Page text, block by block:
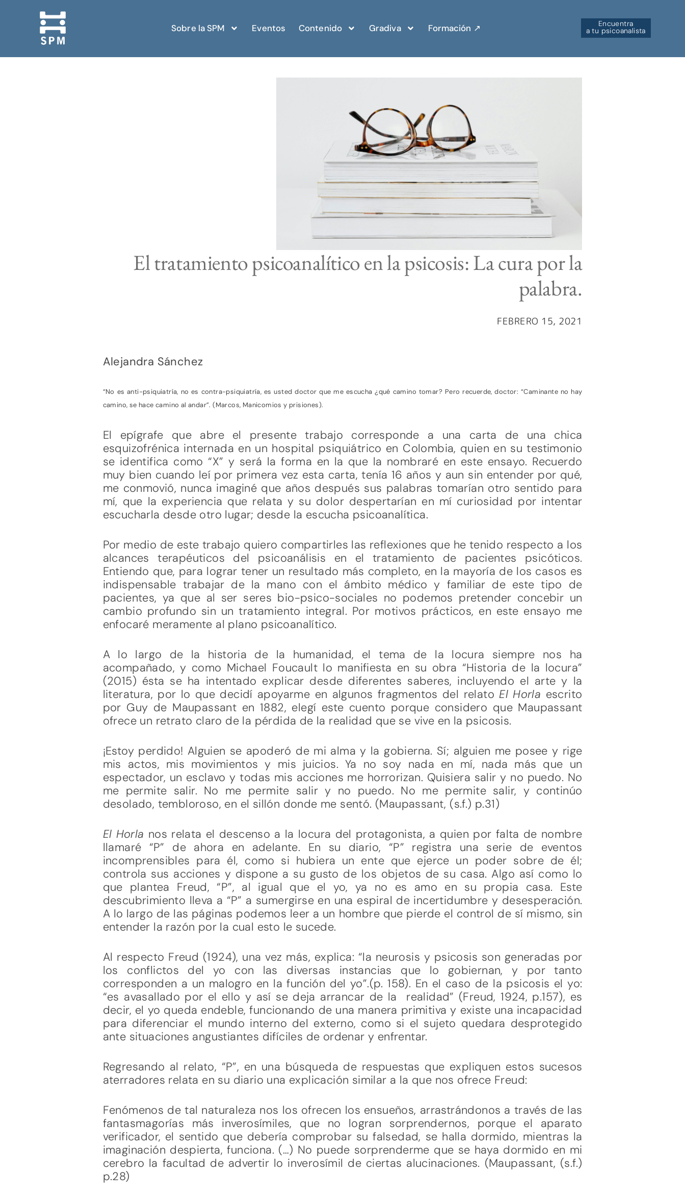
Sobre la SPM Eventos Contenido Gradiva Formación ↗︎ Encuentra
a tu psicoanalista
El tratamiento psicoanalítico en la psicosis: La cura por la
palabra.
FEBRERO 15, 2021
Alejandra Sánchez
“No es anti-psiquiatría, no es contra-psiquiatría, es usted doctor que me escucha ¿qué camino tomar? Pero recuerde, doctor: “Caminante no hay
camino, se hace camino al andar”. (Marcos, Manicomios y prisiones).
El epígrafe que abre el presente trabajo corresponde a una carta de una chica
esquizofrénica internada en un hospital psiquiátrico en Colombia, quien en su testimonio
se identifica como “X” y será la forma en la que la nombraré en este ensayo. Recuerdo
muy bien cuando leí por primera vez esta carta, tenía 16 años y aun sin entender por qué,
me conmovió, nunca imaginé que años después sus palabras tomarían otro sentido para
mí, que la experiencia que relata y su dolor despertarían en mí curiosidad por intentar
escucharla desde otro lugar; desde la escucha psicoanalítica.
Por medio de este trabajo quiero compartirles las reflexiones que he tenido respecto a los
alcances terapéuticos del psicoanálisis en el tratamiento de pacientes psicóticos.
Entiendo que, para lograr tener un resultado más completo, en la mayoría de los casos es
indispensable trabajar de la mano con el ámbito médico y familiar de este tipo de
pacientes, ya que al ser seres bio-psico-sociales no podemos pretender concebir un
cambio profundo sin un tratamiento integral. Por motivos prácticos, en este ensayo me
enfocaré meramente al plano psicoanalítico.
A lo largo de la historia de la humanidad, el tema de la locura siempre nos ha
acompañado, y como Michael Foucault lo manifiesta en su obra “Historia de la locura”
(2015) ésta se ha intentado explicar desde diferentes saberes, incluyendo el arte y la
literatura, por lo que decidí apoyarme en algunos fragmentos del relatoEl Horla escrito
por Guy de Maupassant en 1882, elegí este cuento porque considero que Maupassant
ofrece un retrato claro de la pérdida de la realidad que se vive en la psicosis.
¡Estoy perdido! Alguien se apoderó de mi alma y la gobierna. Sí; alguien me posee y rige
mis actos, mis movimientos y mis juicios. Ya no soy nada en mí, nada más que un
espectador, un esclavo y todas mis acciones me horrorizan. Quisiera salir y no puedo. No
me permite salir. No me permite salir y no puedo. No me permite salir, y continúo
desolado, tembloroso, en el sillón donde me sentó. (Maupassant, (s.f.) p.31)
El Horla nos relata el descenso a la locura del protagonista, a quien por falta de nombre
llamaré “P” de ahora en adelante. En su diario, “P” registra una serie de eventos
incomprensibles para él, como si hubiera un ente que ejerce un poder sobre de él;
controla sus acciones y dispone a su gusto de los objetos de su casa. Algo así como lo
que plantea Freud, “P”, al igual que el yo, ya no es amo en su propia casa. Este
descubrimiento lleva a “P” a sumergirse en una espiral de incertidumbre y desesperación.
A lo largo de las páginas podemos leer a un hombre que pierde el control de sí mismo, sin
entender la razón por la cual esto le sucede.
Al respecto Freud (1924), una vez más, explica: “la neurosis y psicosis son generadas por
los conflictos del yo con las diversas instancias que lo gobiernan, y por tanto
corresponden a un malogro en la función del yo”.(p. 158). En el caso de la psicosis el yo:
“es avasallado por el ello y así se deja arrancar de la realidad” (Freud, 1924, p.157), es
decir, el yo queda endeble, funcionando de una manera primitiva y existe una incapacidad
para diferenciar el mundo interno del externo, como si el sujeto quedara desprotegido
ante situaciones angustiantes difíciles de ordenar y enfrentar.
Regresando al relato, “P”, en una búsqueda de respuestas que expliquen estos sucesos
aterradores relata en su diario una explicación similar a la que nos ofrece Freud:
Fenómenos de tal naturaleza nos los ofrecen los ensueños, arrastrándonos a través de las
fantasmagorías más inverosímiles, que no logran sorprendernos, porque el aparato
verificador, el sentido que debería comprobar su falsedad, se halla dormido, mientras la
imaginación despierta, funciona. (…) No puede sorprenderme que se haya dormido en mi
cerebro la facultad de advertir lo inverosímil de ciertas alucinaciones. (Maupassant, (s.f.)
p.28)